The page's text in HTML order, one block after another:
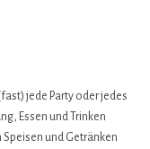
jede Party oder jedes
Essen und Trinken
und Getränken